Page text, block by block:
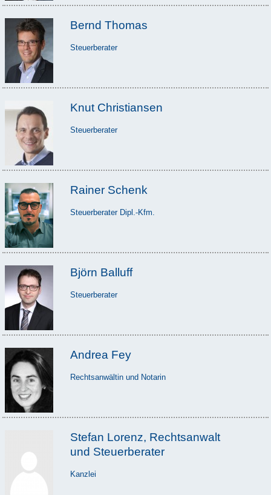
Bernd Thomas
Steuerberater
Knut Christiansen
Steuerberater
Rainer Schenk
Steuerberater Dipl.-Kfm.
Björn Balluff
Steuerberater
Andrea Fey
Rechtsanwältin und Notarin
Stefan Lorenz, Rechtsanwalt
und Steuerberater
Kanzlei